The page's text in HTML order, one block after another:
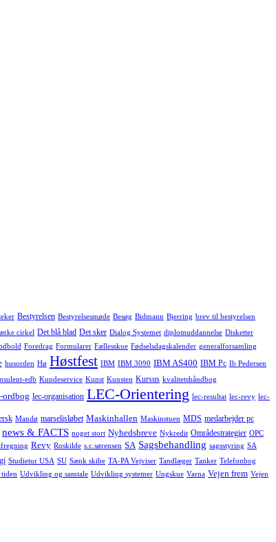
Bestyrelsen Bestyrelsesmøde Besøg Bidmann Bjerring brev til bestyrelsen
cirkel Det blå blad Det sker Dialog Systemet diplomuddannelse Disketter
Foredrag Formularer Fællesskue Fødselsdagskalender generalforsamling
husorden Hø Høstfest IBM IBM 3090 IBM AS400 IBM Pc Ib Pedersen
edb Kundeservice Kunst Kunsten Kursus kvalitetshåndbog
ordbog lec-organisation LEC-Orientering lec-resultat lec-revy lec-
Mandø marselisløbet Maskinhallen Maskinstuen MDS medarbejder pc
news & FACTS noget stort Nyhedsbreve Nykredit Områdestrategier OPC
Revy Roskilde s.c.sørensen SA Sagsbehandling sagsstyring SA
Studietur USA SU Sænk skibe TA-PA Vejviser Tandlæger Tanker Telefonbog
Udvikling og samtale Udvikling systemer Ungskue Varna Vejen frem Vejen